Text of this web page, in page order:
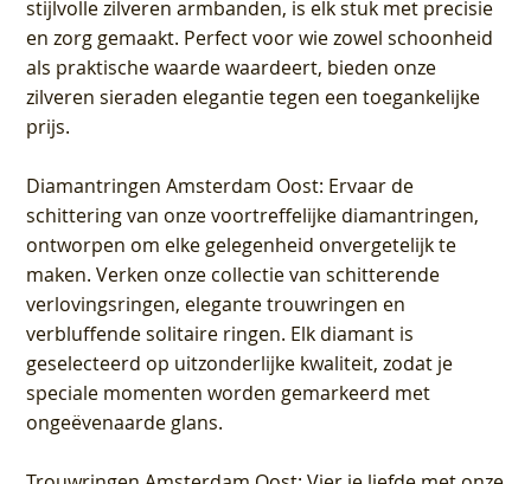
stijlvolle zilveren armbanden, is elk stuk met precisie
en zorg gemaakt. Perfect voor wie zowel schoonheid
als praktische waarde waardeert, bieden onze
zilveren sieraden elegantie tegen een toegankelijke
prijs.
Diamantringen Amsterdam Oost: Ervaar de
schittering van onze voortreffelijke diamantringen,
ontworpen om elke gelegenheid onvergetelijk te
maken. Verken onze collectie van schitterende
verlovingsringen, elegante trouwringen en
verbluffende solitaire ringen. Elk diamant is
geselecteerd op uitzonderlijke kwaliteit, zodat je
speciale momenten worden gemarkeerd met
ongeëvenaarde glans.